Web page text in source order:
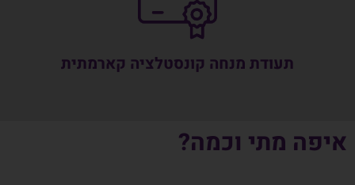
תעודת מנחה קונסטלציה קארמתית
איפה מתי וכמה?